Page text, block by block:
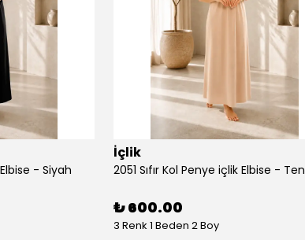
- Siyah
İçlik
2051 Sıfır Kol Penye içlik Elbise - Ten
₺ 600.00
3 Renk 1 Beden 2 Boy